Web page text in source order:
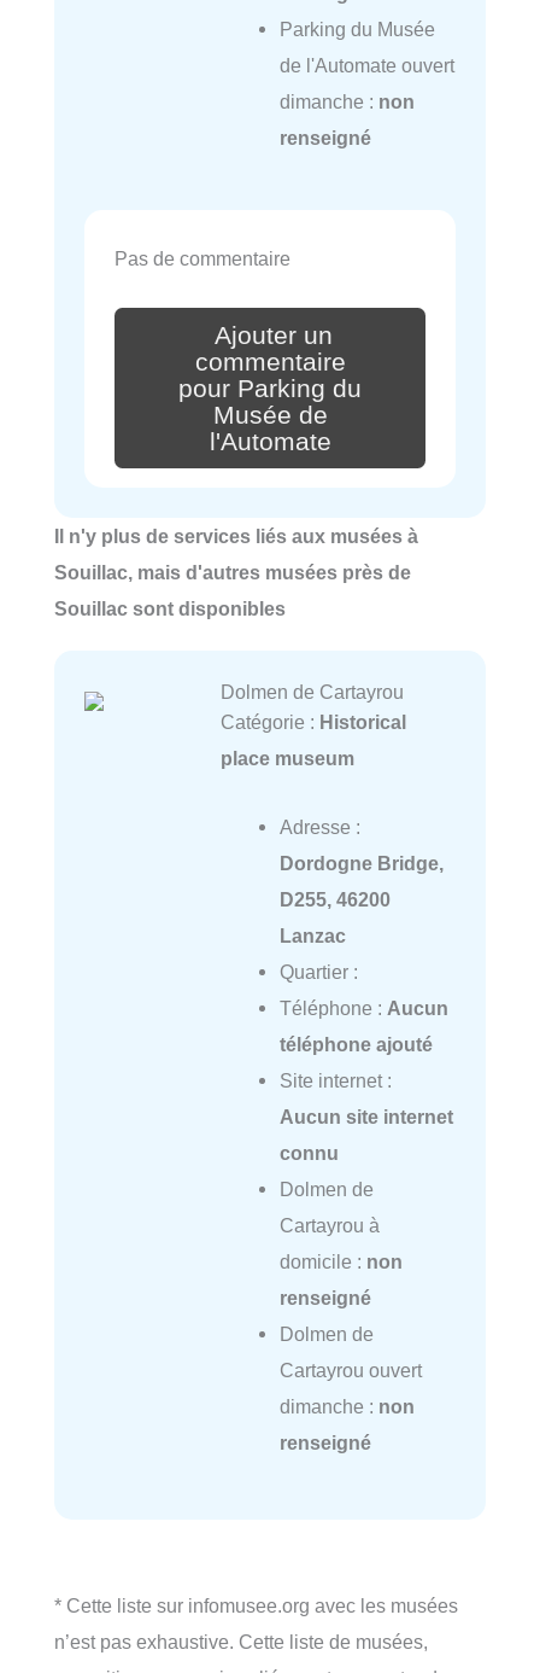
Parking du Musée
de l'Automate ouvert
dimanche : non
renseigné
Pas de commentaire
Ajouter un
commentaire
pour Parking du
Musée de
l'Automate
Il n'y plus de services liés aux musées à
Souillac, mais d'autres musées près de
Souillac sont disponibles
Dolmen de Cartayrou
Catégorie : Historical
place museum
Adresse :
Dordogne Bridge,
D255, 46200
Lanzac
Quartier :
Téléphone : Aucun
téléphone ajouté
Site internet :
Aucun site internet
connu
Dolmen de
Cartayrou à
domicile : non
renseigné
Dolmen de
Cartayrou ouvert
dimanche : non
renseigné
* Cette liste sur infomusee.org avec les musées
n’est pas exhaustive. Cette liste de musées,